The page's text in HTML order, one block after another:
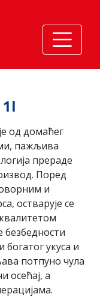
1l
je од домаћег
пажљива
прераде
Поред
и
остварује се
богатог укуса и
потпуно чула
осећај, а